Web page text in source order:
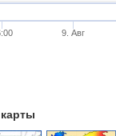
9. Авг